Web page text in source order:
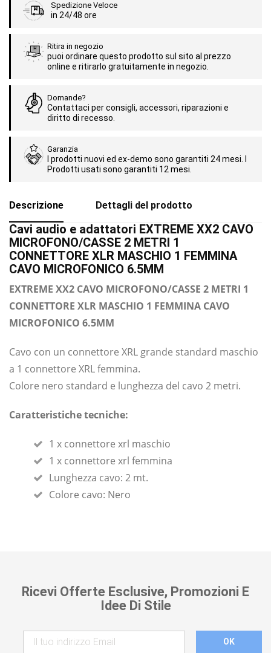
Spedizione Veloce
in 24/48 ore
Ritira in negozio
puoi ordinare questo prodotto sul sito al prezzo
online e ritirarlo gratuitamente in negozio.
Domande?
Contattaci per consigli, accessori, riparazioni e
diritto di recesso.
Garanzia
I prodotti nuovi ed ex-demo sono garantiti 24 mesi. I
Prodotti usati sono garantiti 12 mesi.
Descrizione Dettagli del prodotto
Cavi audio e adattatori EXTREME XX2 CAVO
MICROFONO/CASSE 2 METRI 1
CONNETTORE XLR MASCHIO 1 FEMMINA
CAVO MICROFONICO 6.5MM
EXTREME XX2 CAVO MICROFONO/CASSE 2 METRI 1
CONNETTORE XLR MASCHIO 1 FEMMINA CAVO
MICROFONICO 6.5MM
Cavo con un connettore XRL grande standard maschio
a 1 connettore XRL femmina.
Colore nero standard e lunghezza del cavo 2 metri.
Caratteristiche tecniche:
1 x connettore xrl maschio
1 x connettore xrl femmina
Lunghezza cavo: 2 mt.
Colore cavo: Nero
Ricevi Offerte Esclusive, Promozioni E
Idee Di Stile